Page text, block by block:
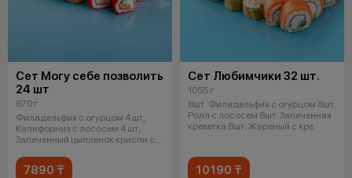
Сет Могу себе позволить
24 шт
870 г
Филадельфия с огурцом 4 шт,
Калифорния с лососем 4 шт,
Запеченный цыпленок криспи с
7890 ₸
Сет Любимчики 32 шт.
1055 г
8шт. Филадельфия с огурцом 8шт.
Ролл с лососем 8шт. Запеченная
креветка 8шт. Жареный с кре
10190 ₸